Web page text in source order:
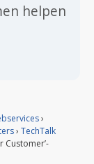
helpen
›
› TechTalk
Customer’-